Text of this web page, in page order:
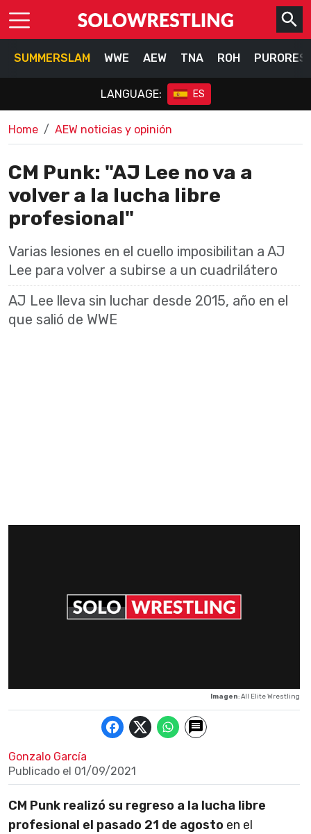
SUMMERSLAM WWE AEW TNA ROH
LANGUAGE: ES
Home AEW noticias y opinión
CM Punk: "AJ Lee no va a
volver a la lucha libre
profesional"
Varias lesiones en el cuello imposibilitan a AJ
Lee para volver a subirse a un cuadrilátero
AJ Lee lleva sin luchar desde 2015, año en el
que salió de WWE
Imagen: All Elite Wrestling
Gonzalo García
Publicado el 01/09/2021
CM Punk realizó su regreso a la lucha libre
profesional el pasado 21 de agosto en el